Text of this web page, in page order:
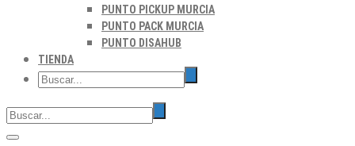
PUNTO PICKUP MURCIA
PUNTO PACK MURCIA
PUNTO DISAHUB
TIENDA